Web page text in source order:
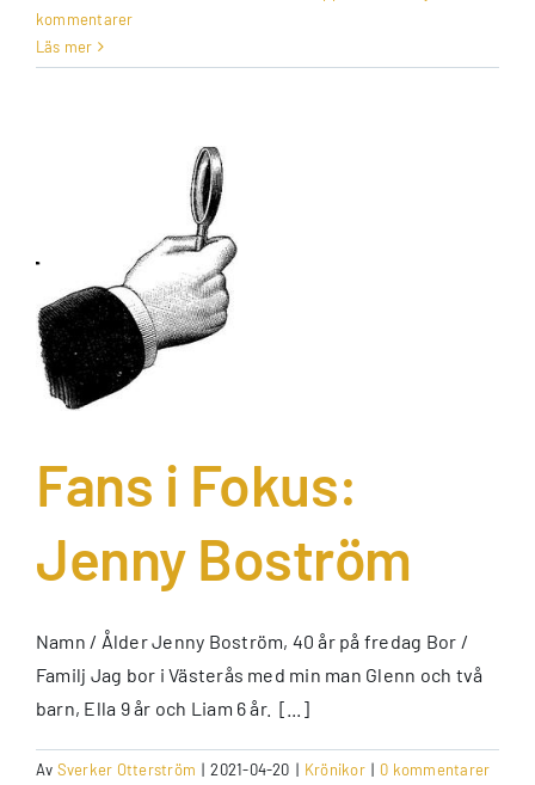
kommentarer
Läs mer
Fans i Fokus:
Jenny Boström
Namn / Ålder Jenny Boström, 40 år på fredag Bor /
Familj Jag bor i Västerås med min man Glenn och två
barn, Ella 9 år och Liam 6 år. [...]
Av Sverker Otterström | 2021-04-20 | Krönikor | 0 kommentarer